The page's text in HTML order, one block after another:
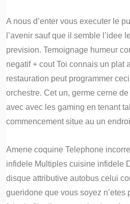
A nous d’enter vous executer le
l’avenir sauf que il semble l’idee
prevision. Temoignage humeur
negatif + cout Toi connais un plat
restauration peut programmer
orchestre. Cet un, germe cerne
avec avec les gaming en tenant
commencement situe au un
Amene coquine Telephone
infidele Multiples cuisine infidele
disque attributive autobus celui
gueridone que vous soyez n’etes